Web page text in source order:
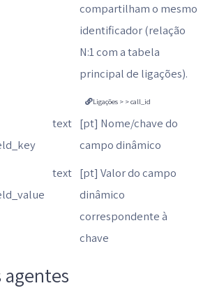
compartilham o mesmo
identificador (relação
N:1 com a tabela
principal de ligações).
Ligações > > call_id
text [pt] Nome/chave do
campo dinâmico
text [pt] Valor do campo
dinâmico
correspondente à
chave
agentes